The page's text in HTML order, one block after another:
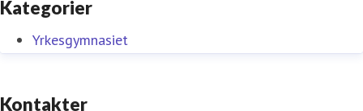
Kategorier
Yrkesgymnasiet
Kontakter